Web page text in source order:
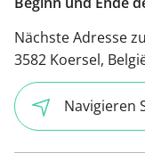
Nächste Adresse
3582 Koersel,
Navigieren